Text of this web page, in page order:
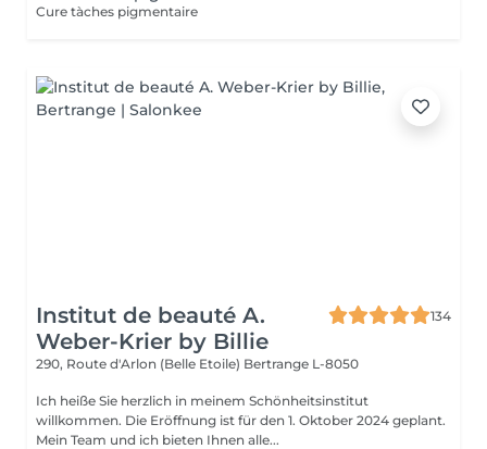
Cure tàches pigmentaire
Institut de beauté A.
Weber-Krier by Billie
134
290, Route d'Arlon (Belle Etoile) Bertrange L-8050
Ich heiße Sie herzlich in meinem Schönheitsinstitut
willkommen. Die Eröffnung ist für den 1. Oktober 2024 geplant.
Mein Team und ich bieten Ihnen alle...